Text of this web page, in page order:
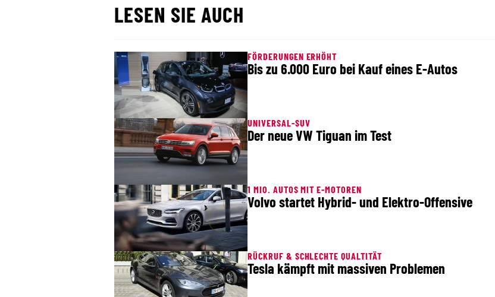
LESEN SIE AUCH
FÖRDERUNGEN ERHÖHT
Bis zu 6.000 Euro bei Kauf eines E-Autos
UNIVERSAL-SUV
Der neue VW Tiguan im Test
1 MIO. AUTOS MIT E-MOTOREN
Volvo startet Hybrid- und Elektro-Offensive
RÜCKRUF & SCHLECHTE QUALTITÄT
Tesla kämpft mit massiven Problemen